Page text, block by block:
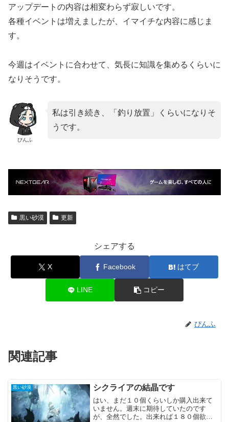
アップデートの内容は相変わらず寂しいです。
各種イベントは増えましたが、イマイチな内容に感じま
す。
今週はイベントに合わせて、気長に知識を集めるくらいに
なりそうです。
ぴんふ
私は引き続き、「釣り放置」くらいになりそ
うです。
黒い砂漠 更新
シェアする
X Facebook はてブ
LINE コピー
ぴんふ
関連記事
黒い砂漠 シクライアの結晶です
はい、まだ１０個くらいしか購入出来て
いません。週末に期待していたのです
が、全然でした。出来れば１８０個欲し